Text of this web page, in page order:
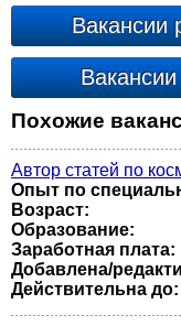
Вакансии
Похожие
Автор статей по
Опыт по
Возраст:
Образование:
Заработная плата:
Добавлена/
Действительна до: